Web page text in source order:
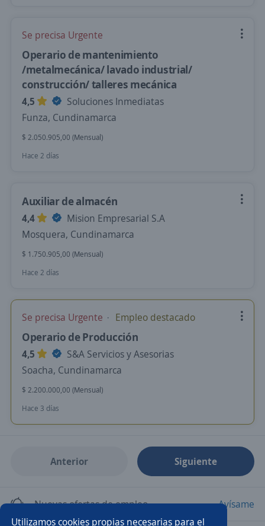
Utilizamos cookies propias necesarias para el
Se precisa Urgente
Operario de mantenimiento
/metalmecánica/ lavado industrial/
construcción/ talleres mecánica
4,5
Soluciones Inmediatas
Funza, Cundinamarca
$ 2.050.905,00 (Mensual)
Hace 2 días
Auxiliar de almacén
4,4
Mision Empresarial S.A
Mosquera, Cundinamarca
$ 1.750.905,00 (Mensual)
Hace 2 días
Se precisa Urgente Empleo destacado
Operario de Producción
4,5
S&A Servicios y Asesorias
Soacha, Cundinamarca
$ 2.200.000,00 (Mensual)
Hace 3 días
Anterior Siguiente
Nuevas ofertas de empleo Avísame